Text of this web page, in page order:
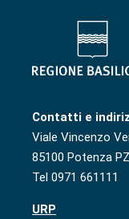
Contatti e
Viale Vincenzo
85100 Potenza PZ
Tel 0971 661111
URP